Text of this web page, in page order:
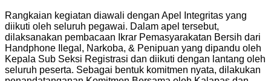
Rangkaian kegiatan diawali dengan Apel Integritas yang
diikuti oleh seluruh pegawai. Dalam apel tersebut,
dilaksanakan pembacaan Ikrar Pemasyarakatan Bersih dari
Handphone Ilegal, Narkoba, & Penipuan yang dipandu oleh
Kepala Sub Seksi Registrasi dan diikuti dengan lantang oleh
seluruh peserta. Sebagai bentuk komitmen nyata, dilakukan